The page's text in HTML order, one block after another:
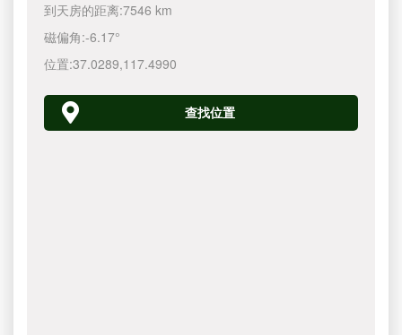
到天房的距离:7546 km
磁偏角:-6.17°
位置:37.0289,117.4990
查找位置